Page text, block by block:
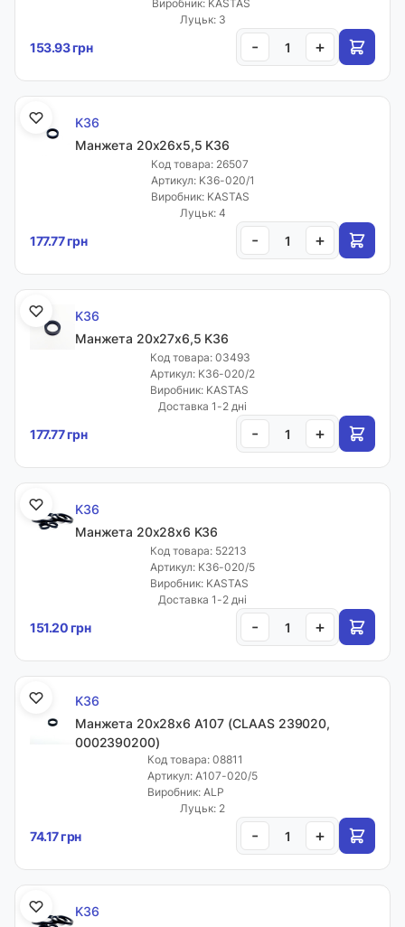
Виробник: KASTAS
Луцьк: 3
153.93 грн - +
K36
Манжета 20х26х5,5 K36
Код товара: 26507
Артикул: K36-020/1
Виробник: KASTAS
Луцьк: 4
177.77 грн - +
K36
Манжета 20х27х6,5 K36
Код товара: 03493
Артикул: K36-020/2
Виробник: KASTAS
Доставка 1-2 дні
177.77 грн - +
K36
Манжета 20х28х6 K36
Код товара: 52213
Артикул: K36-020/5
Виробник: KASTAS
Доставка 1-2 дні
151.20 грн - +
K36
Манжета 20х28х6 A107 (CLAAS 239020,
0002390200)
Код товара: 08811
Артикул: A107-020/5
Виробник: ALP
Луцьк: 2
74.17 грн - +
K36